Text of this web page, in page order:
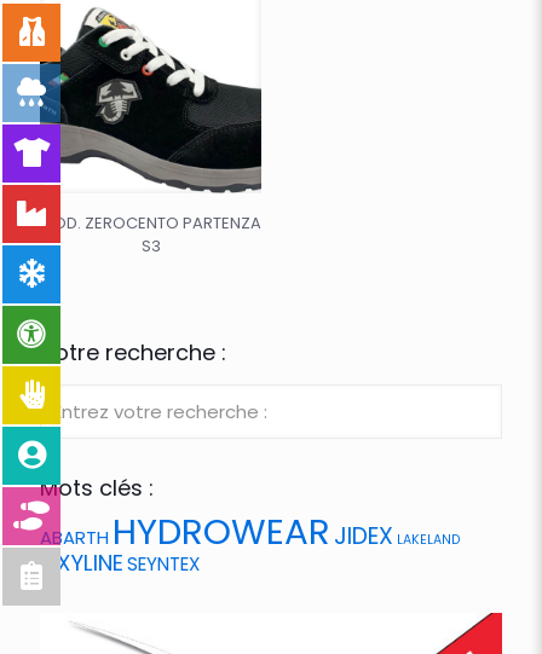
MOD. ZEROCENTO PARTENZA
S3
Votre recherche :
Mots clés :
ABARTH HYDROWEAR JIDEX LAKELAND
OXYLINESEYNTEX